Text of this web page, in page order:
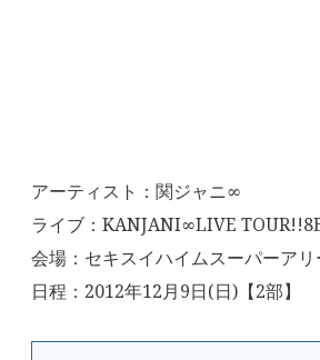
アーティスト：関ジャニ∞
ライブ：KANJANI∞LIVE
会場：セキスイハイムスーパーアリ
日程：2012年12月9日(日)【2部】